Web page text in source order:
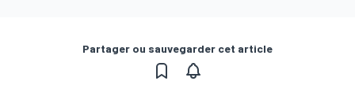
Partager ou sauvegarder cet article